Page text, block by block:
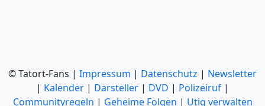
© Tatort-Fans | Impressum | Datenschutz | Newsletter
| Kalender | Darsteller | DVD | Polizeiruf |
Communityregeln | Geheime Folgen | Utiq verwalten